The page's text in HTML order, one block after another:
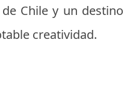
Chile y un destino
creatividad.